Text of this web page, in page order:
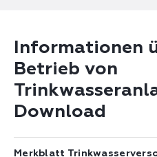
Informationen
Betrieb von
Download
Merkblatt